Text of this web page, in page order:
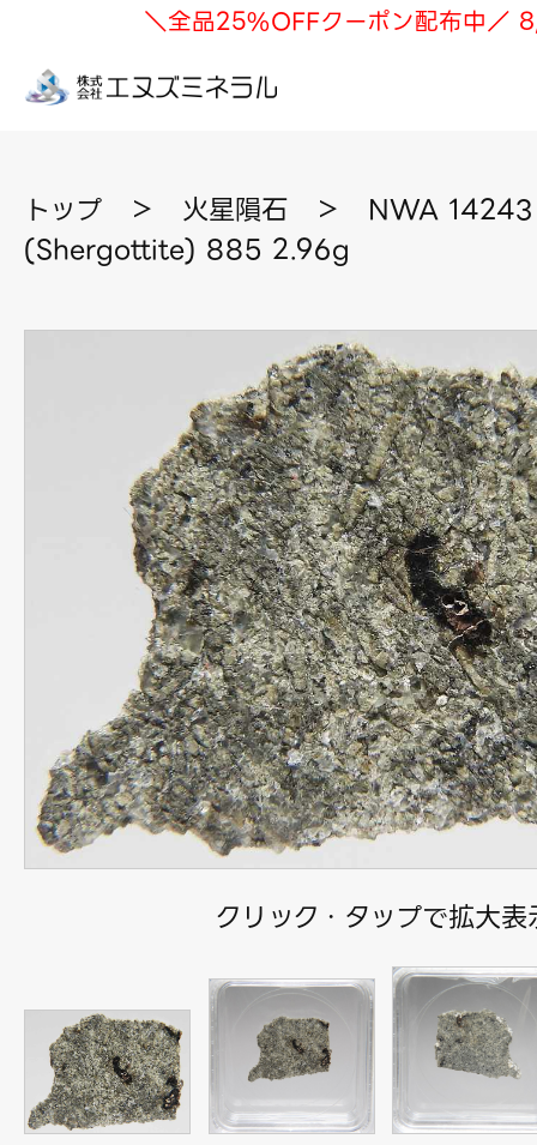
＼全品25%OFFクーポン配布中／
トップ ＞ 火星隕石 ＞
NWA 14243
(Shergottite) 885 2.96g
クリック・タップで拡大表